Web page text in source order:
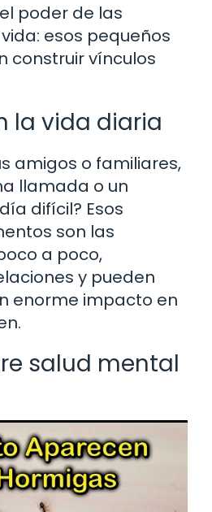
poder de las
esos pequeños
construir vínculos
la vida diaria
amigos o familiares,
llamada o un
difícil? Esos
son las
a poco,
y pueden
enorme impacto en
salud mental